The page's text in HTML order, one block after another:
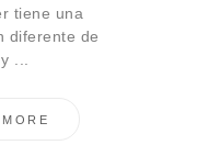
tiene una
diferente de
...